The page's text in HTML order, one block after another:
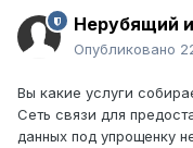
Нерубящий
Опубликовано
Вы какие услуги
Сеть связи для
данных под упрощенку